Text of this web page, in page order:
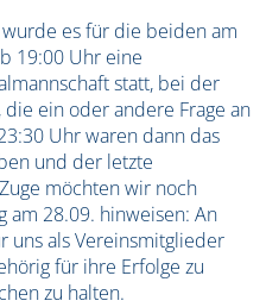
es für die beiden am
19:00 Uhr eine
statt, bei der
ein oder andere Frage an
Uhr waren dann das
und der letzte
möchten wir noch
am 28.09. hinweisen: An
uns als Vereinsmitglieder
für ihre Erfolge zu
zu halten.